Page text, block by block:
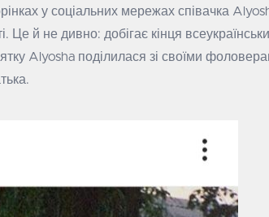
у соціальних мережах співачка
Це й не дивно: добігає кінця
Alyosha поділилася зі своїми